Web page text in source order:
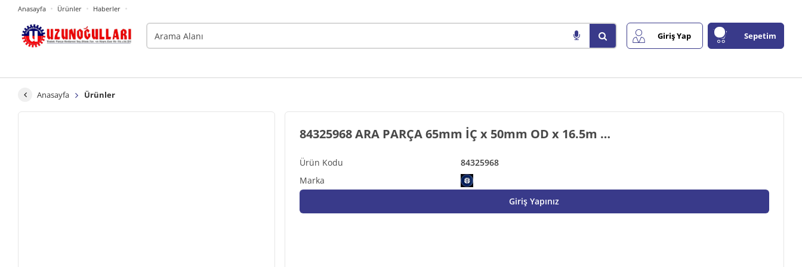
Anasayfa Ürünler Haberler
Giriş Yap Sepetim
Anasayfa Ürünler
84325968
84325968 ARA PARÇA 65mm İÇ x 50mm OD x 16.5m …
Giriş Yapınız